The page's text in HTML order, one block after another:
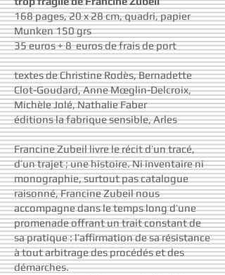
168 pages, 20 x 28 cm, quadri, papier
Munken 150 grs
35 euros + 8 euros de frais de port
textes de Christine Rodès, Bernadette
Clot-Goudard, Anne Mœglin-Delcroix,
Michèle Jolé, Nathalie Faber
éditions la fabrique sensible, Arles
Francine Zubeil livre le récit d’un tracé,
d’un trajet ; une histoire. Ni inventaire ni
monographie, surtout pas catalogue
raisonné, Francine Zubeil nous
accompagne dans le temps long d’une
promenade offrant un trait constant de
sa pratique : l’affirmation de sa résistance
à tout arbitrage des procédés et des
démarches.